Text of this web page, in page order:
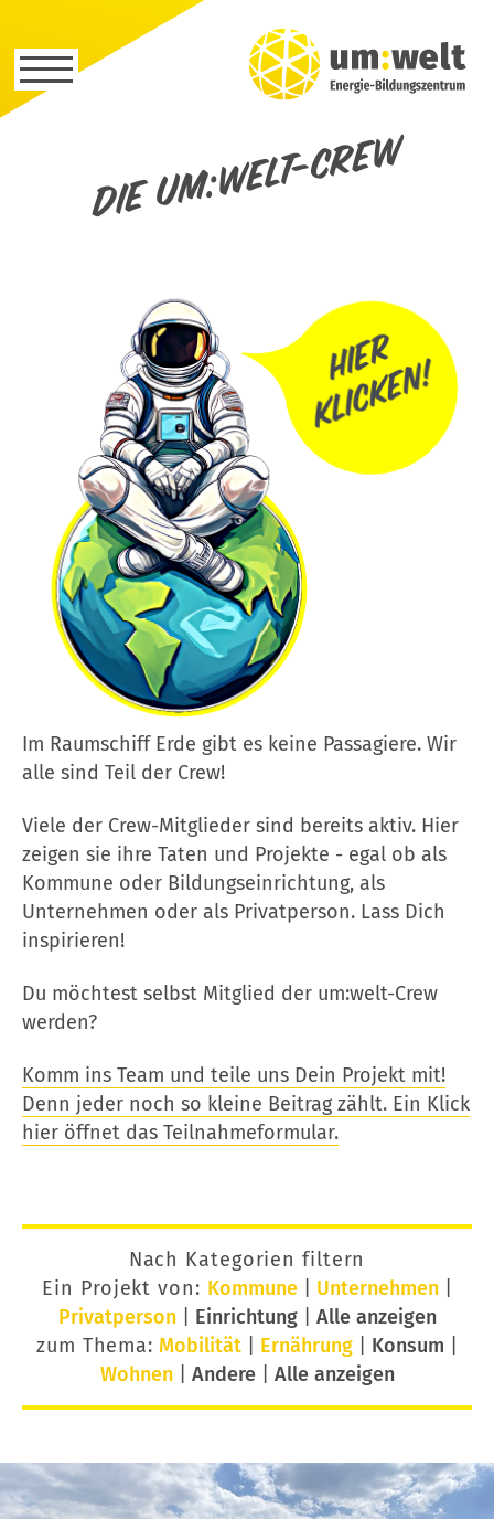
Die um:welt-Crew
Im Raumschiff Erde gibt es keine Passagiere. Wir
alle sind Teil der Crew!
Viele der Crew-Mitglieder sind bereits aktiv. Hier
zeigen sie ihre Taten und Projekte - egal ob als
Kommune oder Bildungseinrichtung, als
Unternehmen oder als Privatperson. Lass Dich
inspirieren!
Du möchtest selbst Mitglied der um:welt-Crew
werden?
Komm ins Team und teile uns Dein Projekt mit!
Denn jeder noch so kleine Beitrag zählt. Ein Klick
hier öffnet das Teilnahmeformular.
Nach Kategorien filtern
Ein Projekt von: Kommune| Unternehmen|
Privatperson| Einrichtung| Alle anzeigen
zum Thema: Mobilität Ernährung Konsum
Wohnen| Andere| Alle anzeigen